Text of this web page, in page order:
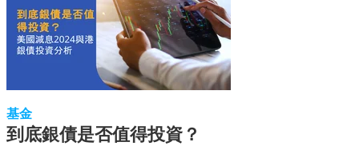
基金
到底銀債是否值得投資？